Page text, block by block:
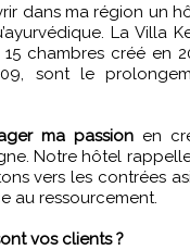
dans ma région un
La Villa
chambres créé en
sont le
ma passion en
Notre hôtel
vers les contrées
au ressourcement.
vos clients ?